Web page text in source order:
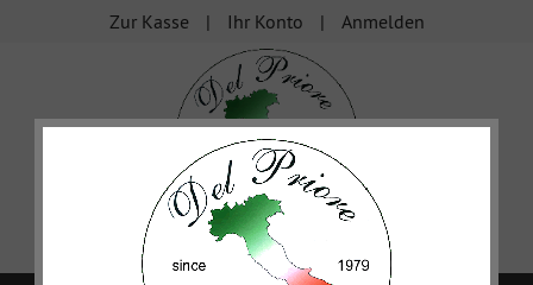
Zur Kasse Ihr Konto Anmelden